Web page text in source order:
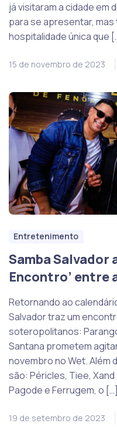
já visitaram a cidade em
para se apresentar,
hospitalidade única que
15 de novembro de 2023
Entretenimento
Samba Salvador
Encontro’ entre
Retornando ao
Salvador traz um
soteropolitanos:
Santana prometem
novembro no Wet. Além
são: Péricles, Tiee,
Pagode e Ferrugem, o […]
19 de setembro de 2023